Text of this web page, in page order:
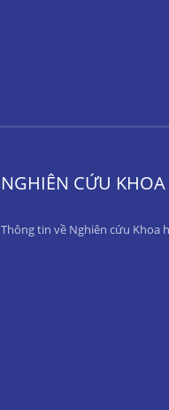
NGHIÊN CỨU
Thông tin về Nghiên cứu Khoa